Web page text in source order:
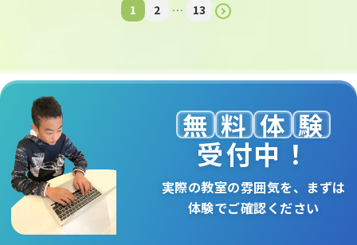
1 2 … 13
無 料 体 験
受付中！
実際の教室の雰囲気を、まずは
体験でご確認ください